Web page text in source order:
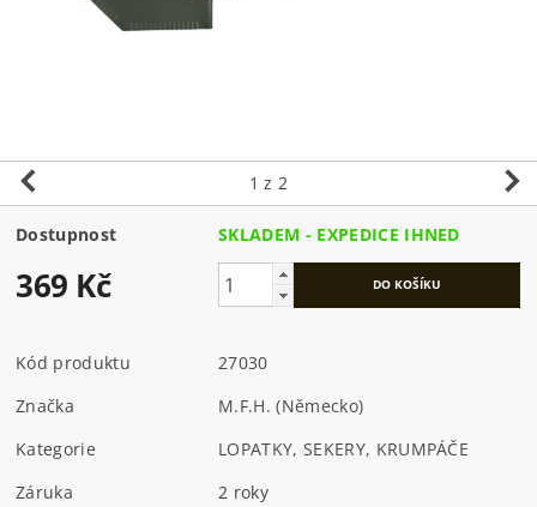
1 z 2
Dostupnost SKLADEM - EXPEDICE IHNED
369 Kč
Kód produktu
27030
Značka
M.F.H. (Německo)
Kategorie
LOPATKY, SEKERY, KRUMPÁČE
Záruka
2 roky